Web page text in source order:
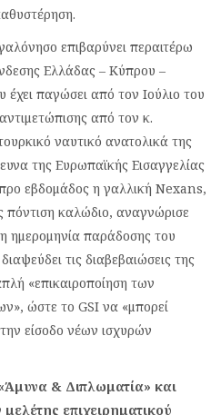
επιβαρύνει περαιτέρω
Ελλάδας – Κύπρου –
παγώσει από τον Ιούλιο του
από τον κ.
ναυτικό ανατολικά της
της Ευρωπαϊκής Εισαγγελίας
εβδομάδος η γαλλική Nexans,
πόντιση καλώδιο, αναγνώρισε
ημερομηνία παράδοσης του
τις διαβεβαιώσεις της
«επικαιροποίηση των
ώστε το GSI να «μπορεί
είσοδο νέων ισχυρών
& Διπλωματία» και
επιχειρηματικού